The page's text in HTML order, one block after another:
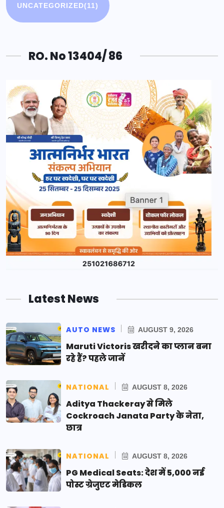
UNCATEGORIZED(11)
RO. No 13404/ 86
Latest News
AUTO NEWS AUGUST 9, 2026
Maruti Victoris खरीदने का प्लान बना
रहे हैं? पहले जानें
NATIONAL AUGUST 8, 2026
Aditya Thackeray से मिले
Cockroach Janata Party के नेता,
छात्र
NATIONAL AUGUST 8, 2026
PG Medical Seats: देश में 5,000 नई
पोस्ट ग्रेजुएट मेडिकल